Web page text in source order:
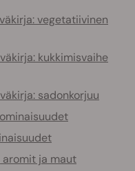
vegetatiivinen
kukkimisvaihe
sadonkorjuu
aromit ja maut